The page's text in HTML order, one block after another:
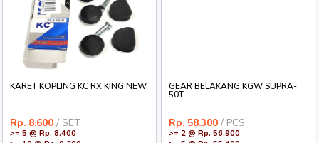
KARET KOPLING KC RX KING NEW
Rp. 8.600 / SET
>= 5 @ Rp. 8.400
GEAR BELAKANG KGW SUPRA-
50T
Rp. 58.300 / PCS
>= 2 @ Rp. 56.900